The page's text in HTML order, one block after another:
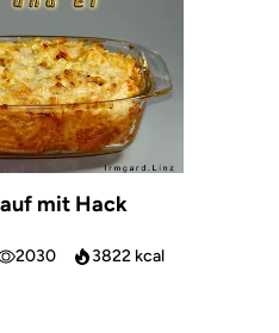
mit Hack
2030 3822 kcal